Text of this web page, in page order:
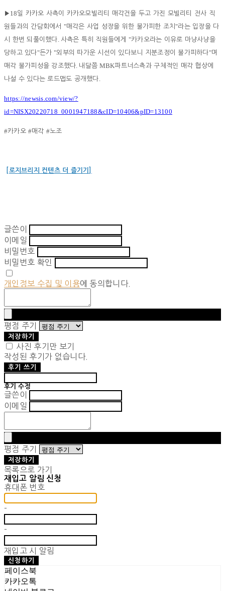
▶ 18일 카카오 사측이 카카오모빌리티 매각건을 두고 가진 모빌리티 전사 직
원들과의 간담회에서 "매각은 사업 성장을 위한 불가피한 조치 "라는 입장을 다
시 한번 되풀이했다. 사측은 특히 직원들에게 "카카오라는 이유로 마냥사냥을
당하고 있다"든가 "외부의 따가운 시선이 있다보니 지분조정이 불가피하다"며
매각 불가피성을 강조했다. 내달쯤MBK파트너스측과 구체적인 매각 협상에
나설 수 있다는 로드맵도 공개했다.
https://newsis.com/view/?
id=NISX20220718_0001947188&cID=10406&pID=13100
#카카오#매각 #노조
[로지브리지 컨텐츠 더 즐기기]
글쓴이
이메일
비밀번호
비밀번호 확인
개인정보 수집 및 이용에 동의합니다.
평점 주기
저장하기
사진 후기만 보기
작성된 후기가 없습니다.
후기 쓰기
후기 수정
글쓴이
이메일
평점 주기
저장하기
목록으로 가기
재입고 알림 신청
휴대폰 번호
-
-
재입고 시 알림
신청하기
페이스북
카카오톡